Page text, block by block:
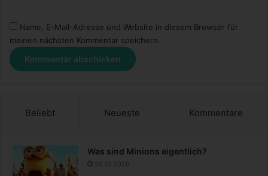
Name, E-Mail-Adresse und Website in diesem Browser für
meinen nächsten Kommentar speichern.
Beliebt Neueste Kommentare
Was sind Minions eigentlich?
20.10.2020